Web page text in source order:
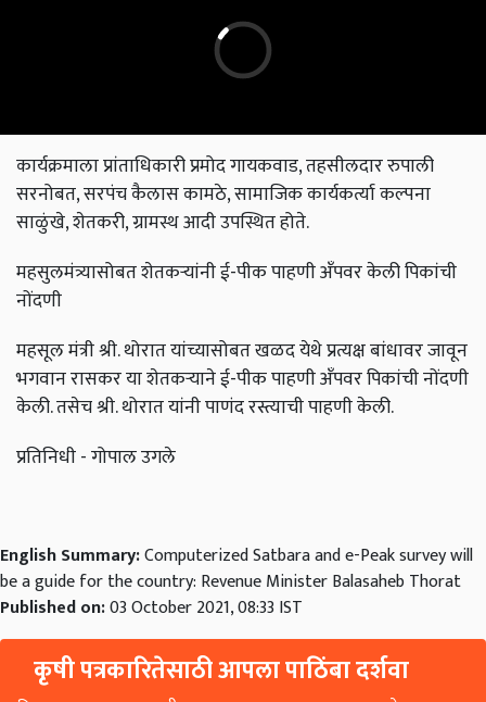
कार्यक्रमाला प्रांताधिकारी प्रमोद गायकवाड, तहसीलदार रुपाली
सरनोबत, सरपंच कैलास कामठे, सामाजिक कार्यकर्त्या कल्पना
साळुंखे, शेतकरी, ग्रामस्थ आदी उपस्थित होते.
महसुलमंत्र्यासोबत शेतकऱ्यांनी ई-पीक पाहणी अँपवर केली पिकांची
नोंदणी
महसूल मंत्री श्री. थोरात यांच्यासोबत खळद येथे प्रत्यक्ष बांधावर जावून
भगवान रासकर या शेतकऱ्याने ई-पीक पाहणी अँपवर पिकांची नोंदणी
केली. तसेच श्री. थोरात यांनी पाणंद रस्त्याची पाहणी केली.
प्रतिनिधी - गोपाल उगले
English Summary:Computerized Satbara and e-Peak survey will
be a guide for the country: Revenue Minister Balasaheb Thorat
Published on:03 October 2021, 08:33 IST
कृषी पत्रकारितेसाठी आपला पाठिंबा दर्शवा